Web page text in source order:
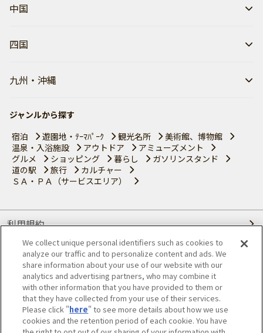
中国
四国
九州・沖縄
ジャンルから探す
宿泊
遊園地・ﾃｰﾏﾊﾟｰｸ 観光名所
美術館、博物館
温泉・入浴施設
アウトドア
アミューズメント
グルメ
ショッピング 暮らし
ガソリンスタンド
道の駅
旅行
カルチャー
ＳＡ・ＰＡ（サービスエリア）
利用規約
個人情報の取り扱いについて
会員優待サービスの提携をご検討の方へ
JAFホームページ
© JAPAN AUTOMOBILE FEDERATION. All rights reserved.
We collect unique personal identifiers such as cookies to
analyze our traffic and to personalize content and ads. We
share information about your use of our website with our
analytics and advertising partners, who may combine it
with other information that you have provided to them or
that they have collected from your use of their services.
Please click "here" to see more details about how we use
cookies and the retention period of each cookie. You have